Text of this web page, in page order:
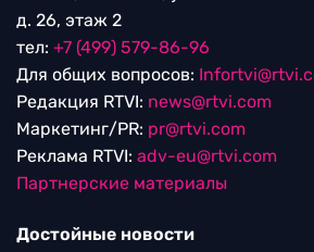
д. 26, этаж 2
тел: +7 (499) 579-86-96
Для общих вопросов:
Редакция RTVI: news@rtvi.com
Маркетинг/PR: pr@rtvi.com
Реклама RTVI: adv-eu@rtvi.com
Партнерские материалы
Достойные новости